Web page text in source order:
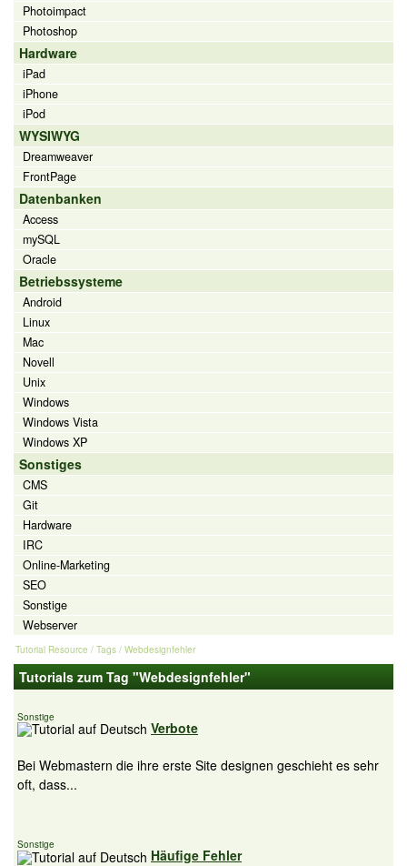
Photoimpact
Photoshop
Hardware
iPad
iPhone
iPod
WYSIWYG
Dreamweaver
FrontPage
Datenbanken
Access
mySQL
Oracle
Betriebssysteme
Android
Linux
Mac
Novell
Unix
Windows
Windows Vista
Windows XP
Sonstiges
CMS
Git
Hardware
IRC
Online-Marketing
SEO
Sonstige
Webserver
Tutorial Resource / Tags / Webdesignfehler
Tutorials zum Tag "Webdesignfehler"
Sonstige
Verbote
Bei Webmastern die ihre erste Site designen geschieht es sehr
oft, dass...
Sonstige
Häufige Fehler